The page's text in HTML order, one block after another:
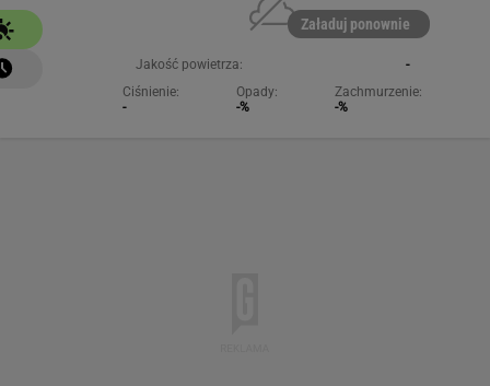
Załaduj ponownie
Jakość powietrza:
-
Ciśnienie:
-
Opady:
-%
Zachmurzenie:
-%